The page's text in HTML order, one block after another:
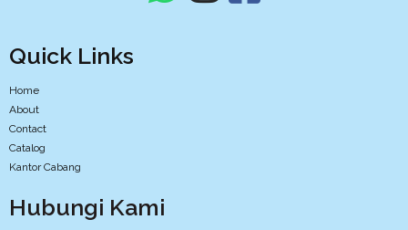
Quick Links
Home
About
Contact
Catalog
Kantor Cabang
Hubungi Kami